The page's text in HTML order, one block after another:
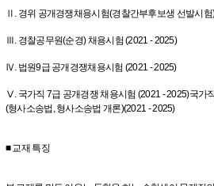
Ⅱ. 경위 공개경쟁채용시험(경찰간부후보생 선발시험
Ⅲ. 경찰공무원(순경) 채용시험 (2021 - 2025)
Ⅳ. 법원9급 공개경쟁채용시험 (2021 - 2025)
Ⅴ. 국가직 7급 공개경쟁 채용시험 (2021 - 2025)국가
(형사소송법, 형사소송법 개론)(2021 - 2025)
■ 교재 특징